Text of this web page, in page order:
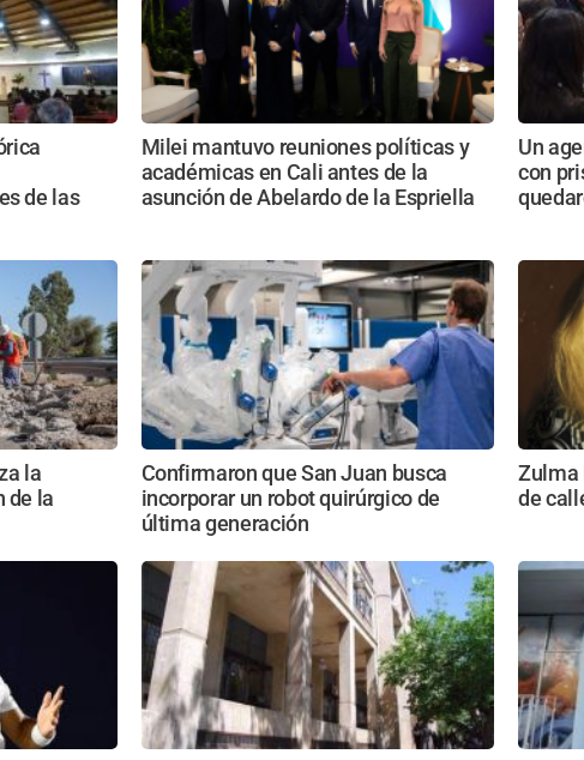
de las
Milei mantuvo reuniones políticas y
académicas en Cali antes de la
asunción de Abelardo de la Espriella
Un
con
la
de la
Confirmaron que San Juan busca
incorporar un robot quirúrgico de
última generación
Zulma
de